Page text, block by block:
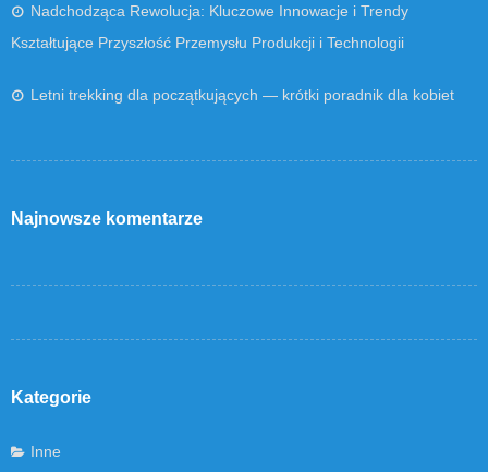
Nadchodząca Rewolucja: Kluczowe Innowacje i Trendy
Kształtujące Przyszłość Przemysłu Produkcji i Technologii
Letni trekking dla początkujących — krótki poradnik dla kobiet
Najnowsze komentarze
Kategorie
Inne